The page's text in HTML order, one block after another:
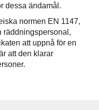
dessa ändamål.
normen EN 1147,
räddningspersonal,
att uppnå för en
att den klarar